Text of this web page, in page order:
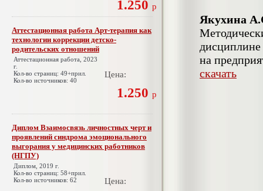
1.250 р
Аттестационная работа Арт-терапия как
технологии коррекции детско-
родительских отношений
Аттестационная работа, 2023
г.
Кол-во страниц: 49+прил.
Кол-во источников: 40
Цена:
1.250 р
Диплом Взаимосвязь личностных черт и
проявлений синдрома эмоционального
выгорания у медицинских работников
(НГПУ)
Диплом, 2019 г.
Кол-во страниц: 58+прил.
Кол-во источников: 62
Цена:
Якухина
дисциплине
на
скачать